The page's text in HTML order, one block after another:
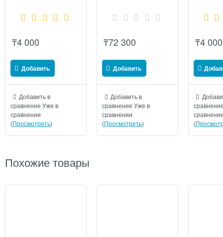
₸4 000
Добавить
Добавить в
сравнение Уже в
сравнении
(Просмотреть)
₸72 300
Добавить
Добавить в
сравнение Уже в
сравнении
(Просмотреть)
₸4 000
(
Похожие товары